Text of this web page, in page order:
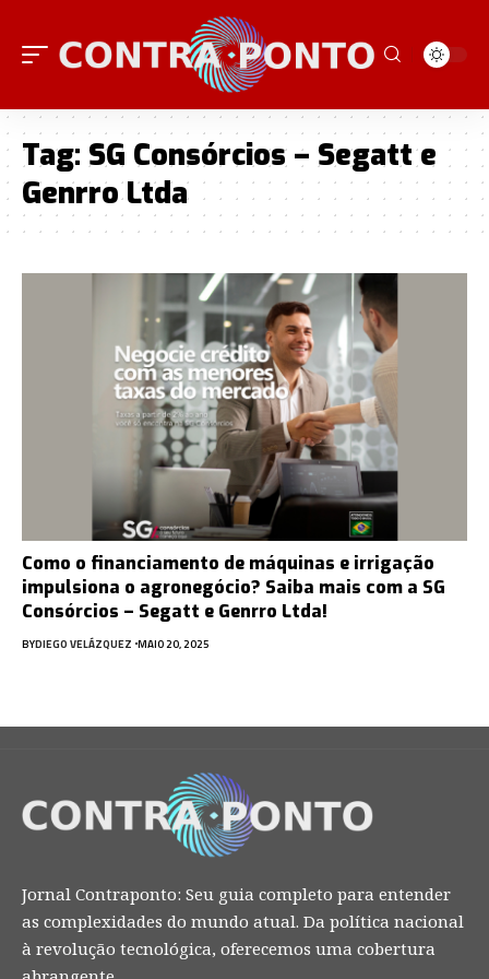
Tag: SG Consórcios – Segatt e
Genrro Ltda
Como o financiamento de máquinas e irrigação
impulsiona o agronegócio? Saiba mais com a SG
Consórcios – Segatt e Genrro Ltda!
BYDIEGO VELÁZQUEZ MAIO 20, 2025
Jornal Contraponto: Seu guia completo para entender
as complexidades do mundo atual. Da política nacional
à revolução tecnológica, oferecemos uma cobertura